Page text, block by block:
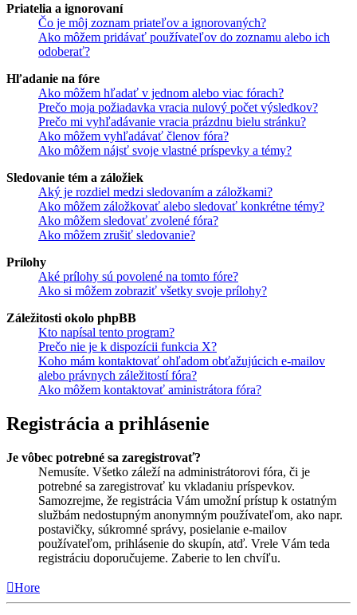
Priatelia a ignorovaní
Čo je môj zoznam priateľov a ignorovaných?
Ako môžem pridávať používateľov do zoznamu alebo ich
odoberať?
Hľadanie na fóre
Ako môžem hľadať v jednom alebo viac fórach?
Prečo moja požiadavka vracia nulový počet výsledkov?
Prečo mi vyhľadávanie vracia prázdnu bielu stránku?
Ako môžem vyhľadávať členov fóra?
Ako môžem nájsť svoje vlastné príspevky a témy?
Sledovanie tém a záložiek
Aký je rozdiel medzi sledovaním a záložkami?
Ako môžem záložkovať alebo sledovať konkrétne témy?
Ako môžem sledovať zvolené fóra?
Ako môžem zrušiť sledovanie?
Prílohy
Aké prílohy sú povolené na tomto fóre?
Ako si môžem zobraziť všetky svoje prílohy?
Záležitosti okolo phpBB
Kto napísal tento program?
Prečo nie je k dispozícii funkcia X?
Koho mám kontaktovať ohľadom obťažujúcich e-mailov
alebo právnych záležitostí fóra?
Ako môžem kontaktovať aministrátora fóra?
Registrácia a prihlásenie
Je vôbec potrebné sa zaregistrovať?
Nemusíte. Všetko záleží na administrátorovi fóra, či je
potrebné sa zaregistrovať ku vkladaniu príspevkov.
Samozrejme, že registrácia Vám umožní prístup k ostatným
službám nedostupným anonymným používateľom, ako napr.
postavičky, súkromné správy, posielanie e-mailov
používateľom, prihlásenie do skupín, atď. Vrele Vám teda
registráciu doporučujeme. Zaberie to len chvíľu.
Hore